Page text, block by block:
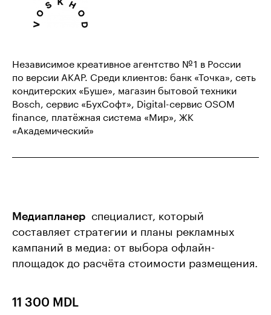
Независимое креативное агентство № 1 в России
по версии АКАР. Среди клиентов: банк «Точка», сеть
кондитерских «Буше», магазин бытовой техники
Bosch, сервис «БухСофт», Digital-сервис OSOM
finance, платёжная система «Мир», ЖК
«Академический»
Медиапланер  специалист, который
составляет стратегии и планы рекламных
кампаний в медиа: от выбора офлайн-
площадок до расчёта стоимости размещения.
11 300 MDL